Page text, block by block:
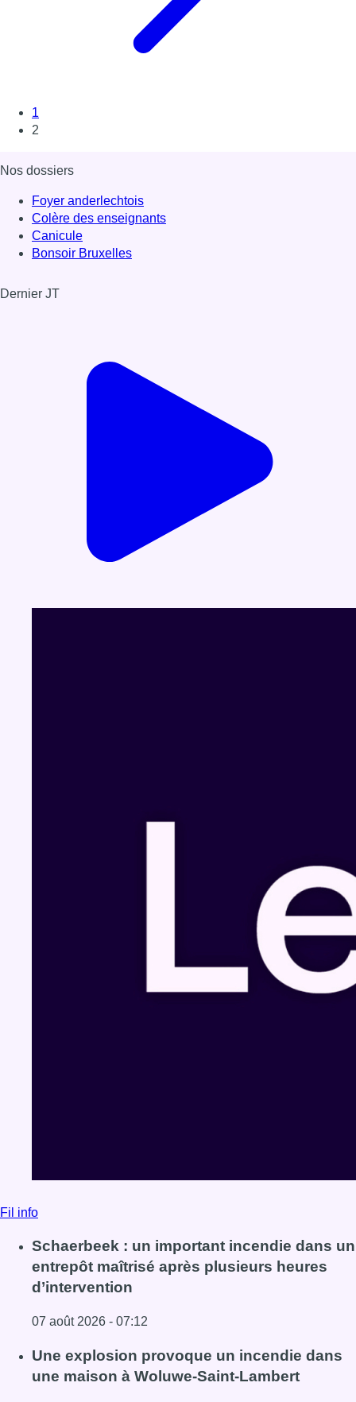
1
2
Nos dossiers
Foyer anderlechtois
Colère des enseignants
Canicule
Bonsoir Bruxelles
Dernier JT
Fil info
Schaerbeek : un important incendie dans un
entrepôt maîtrisé après plusieurs heures
d’intervention
07 août 2026 - 07:12
Lire l'article Schaerbeek : un important incendie dans un
Une explosion provoque un incendie dans
une maison à Woluwe-Saint-Lambert